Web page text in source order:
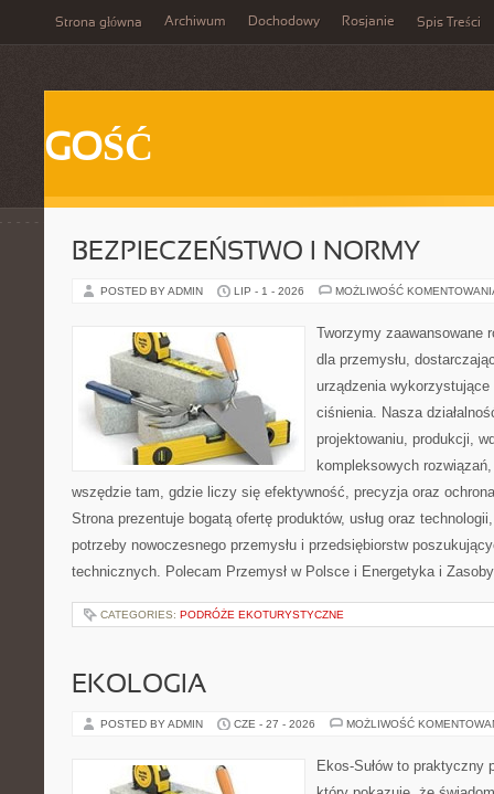
Strona główna Archiwum Dochodowy Rosjanie Spis Treści
GOŚĆ
BEZPIECZEŃSTWO I NORMY
POSTED BY ADMIN LIP - 1 - 2026 MOŻLIWOŚĆ
Tworzymy zaawansowane
dla przemysłu,
urządzenia
ciśnienia. Nasza
projektowaniu, produkcji,
kompleksowych
wszędzie tam, gdzie liczy się efektywność, precyzja oraz
Strona prezentuje bogatą ofertę produktów, usług oraz
potrzeby nowoczesnego przemysłu i przedsiębiorstw
technicznych. Polecam Przemysł w Polsce i Energetyka i
CATEGORIES: PODRÓŻE EKOTURYSTYCZNE
EKOLOGIA
POSTED BY ADMIN CZE - 27 - 2026 MOŻLIWOŚĆ
Ekos-Sułów to praktyczny